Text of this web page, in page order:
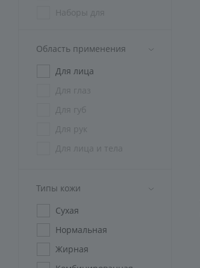
Наборы для
Наборы СПА
криотерапия
Спецодежда
Область применения
Для лица
Для глаз
Для губ
Для рук
Для лица и тела
Типы кожи
Сухая
Нормальная
Жирная